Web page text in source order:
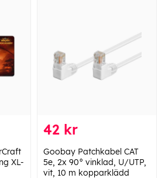
XL-
42 kr
Goobay Patchkabel CAT
5e, 2x 90° vinklad, U/UTP,
vit, 10 m kopparklädd